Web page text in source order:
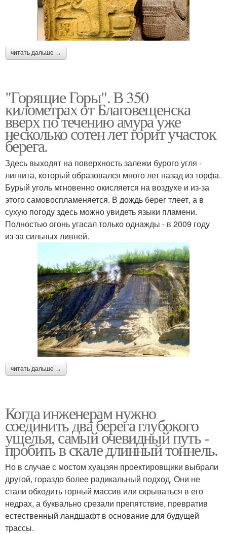
читать дальше →
"Горящие Горы". В 350
километрах от Благовещенска
вверх по течению амура уже
несколько сотен лет горит участок
берега.
Здесь выходят на поверхность залежи бурого угля -
лигнита, который образовался много лет назад из торфа.
Бурый уголь мгновенно окисляется на воздухе и из-за
этого самовоспламеняется. В дождь берег тлеет, а в
сухую погоду здесь можно увидеть языки пламени.
Полностью огонь угасал только однажды - в 2009 году
из-за сильных ливней.
читать дальше →
Когда инженерам нужно
соединить два берега глубокого
ущелья, самый очевидный путь -
пробить в скале длинный тоннель.
Но в случае с мостом хуацзян проектировщики выбрали
другой, гораздо более радикальный подход. Они не
стали обходить горный массив или скрываться в его
недрах, а буквально срезали препятствие, превратив
естественный ландшафт в основание для будущей
трассы.